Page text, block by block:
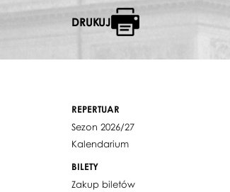
DRUKUJ
REPERTUAR
Sezon 2026/27
Kalendarium
BILETY
Zakup biletów